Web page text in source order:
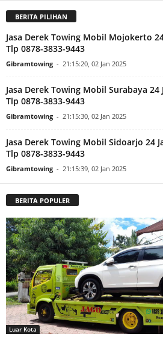
BERITA PILIHAN
Jasa Derek Towing Mobil Mojokerto
Tlp 0878-3833-9443
Gibramtowing - 21:15:20, 02 Jan 2025
Jasa Derek Towing Mobil Surabaya
Tlp 0878-3833-9443
Gibramtowing - 21:15:30, 02 Jan 2025
Jasa Derek Towing Mobil Sidoarjo 24
Tlp 0878-3833-9443
Gibramtowing - 21:15:39, 02 Jan 2025
BERITA POPULER
Luar Kota